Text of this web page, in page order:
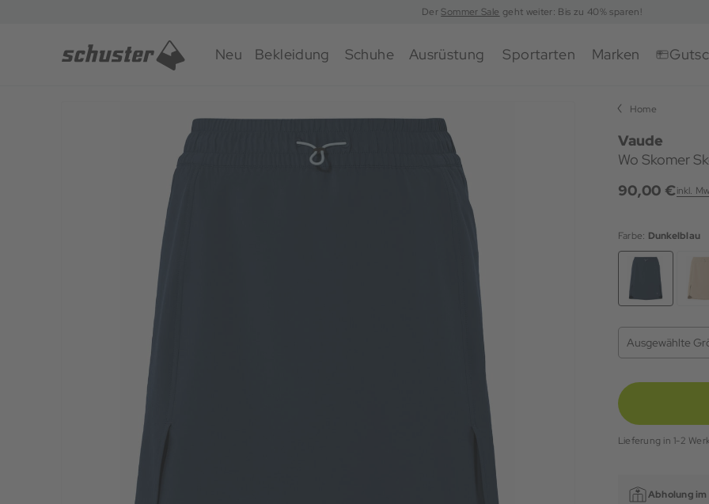
DerSommer Sale geht weiter: Bis zu 40% sparen!
Neu Bekleidung Schuhe Ausrüstung Sportarten Marken
Home
Vaude
Wo Skomer
90,00 €inkl.
Farbe: Dunkelblau
Ausgewählte
Lieferung in 1-2
Abholung im